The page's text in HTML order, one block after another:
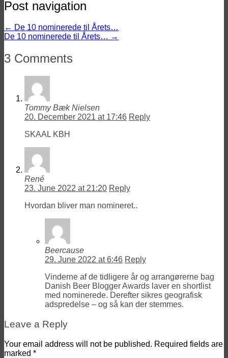
Post navigation
← De 10 nominerede til Årets…
De 10 nominerede til Årets… →
3 Comments
Tommy Bæk Nielsen
20. December 2021 at 17:46 Reply
SKAAL KBH
René
23. June 2022 at 21:20 Reply
Hvordan bliver man nomineret..
Beercause
29. June 2022 at 6:46 Reply
Vinderne af de tidligere år og arrangørerne bag
Danish Beer Blogger Awards laver en shortlist
med nominerede. Derefter sikres geografisk
adspredelse – og så kan der stemmes.
Leave a Reply
Your email address will not be published. Required fields are
marked *